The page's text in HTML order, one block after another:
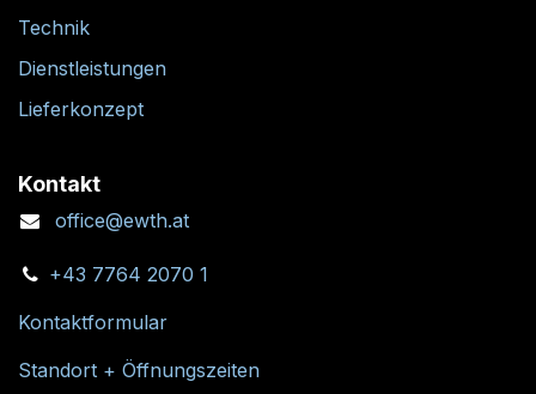
Technik
Dienstleistungen
Lieferkonzept
Kontakt
office@ewth.at
+43 7764 2070 1
Kontaktformular
Standort + Öffnungszeiten